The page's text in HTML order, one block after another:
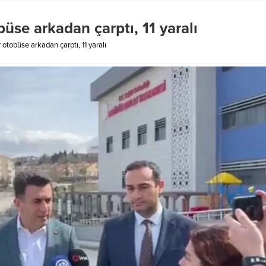
arkadan çarptı, 11 yaralı
arkadan çarptı, 11 yaralı